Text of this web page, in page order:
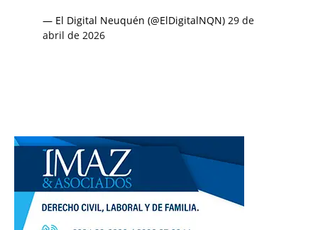
— El Digital Neuquén (@ElDigitalNQN) 29 de
abril de 2026